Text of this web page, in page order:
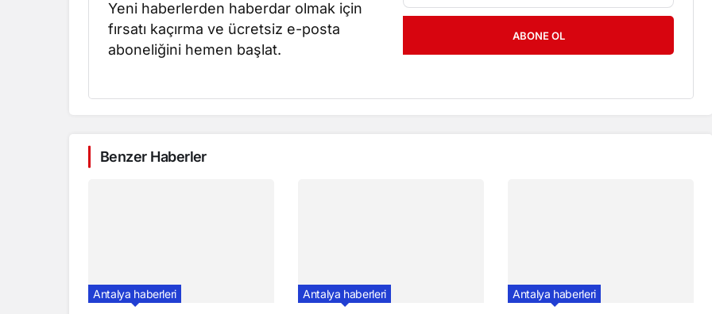
Yeni haberlerden haberdar olmak için
fırsatı kaçırma ve ücretsiz e-posta
aboneliğini hemen başlat.
ABONE OL
Benzer Haberler
Antalya haberleri Antalya haberleri Antalya haberleri